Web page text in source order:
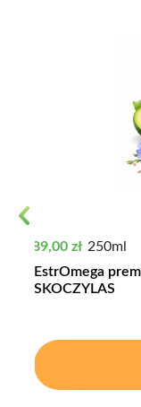
Cena
89,00 zł 250ml
EstrOmega
SKOCZYLAS